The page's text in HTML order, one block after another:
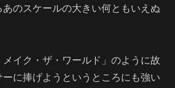
のスケールの大きい何ともいえぬ
メイク・ザ・ワールド」のように故
に捧げようというところにも強い